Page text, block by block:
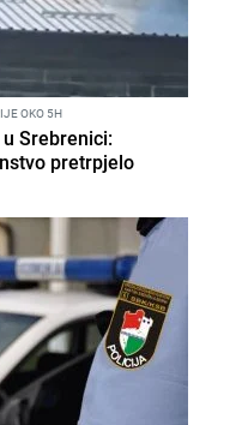
OKO 5H
Srebrenici:
pretrpjelo